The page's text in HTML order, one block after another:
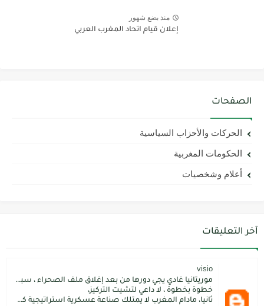
منذ بضع شهور
إعلان قيام اتحاد المغرب العربي
الصفحات
الحركات والأحزاب السياسية
الحكومات المغربية
أعلام وشخصيات
آخر التعليقات
visio
موريتانيا غادي يجي دورها من بعد إغلاق ملف الصحراء ، سبتة مليلية و الجزر،
خطوة بخطوة ، لا داعي لتشيت التركيز،
ثانيا، مادام المغرب لا يمتلك صناعة عسكرية استراتيجية كما فعل الاتراك فسيبقى داءما محل اطماع الغير،